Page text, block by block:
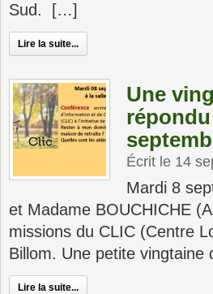
Sud. […]
Lire la suite...
Une
Écrit le 14
Mardi 8
et Madame BOUCHICHE
missions du CLIC (Centre
Billom. Une petite
Lire la suite...